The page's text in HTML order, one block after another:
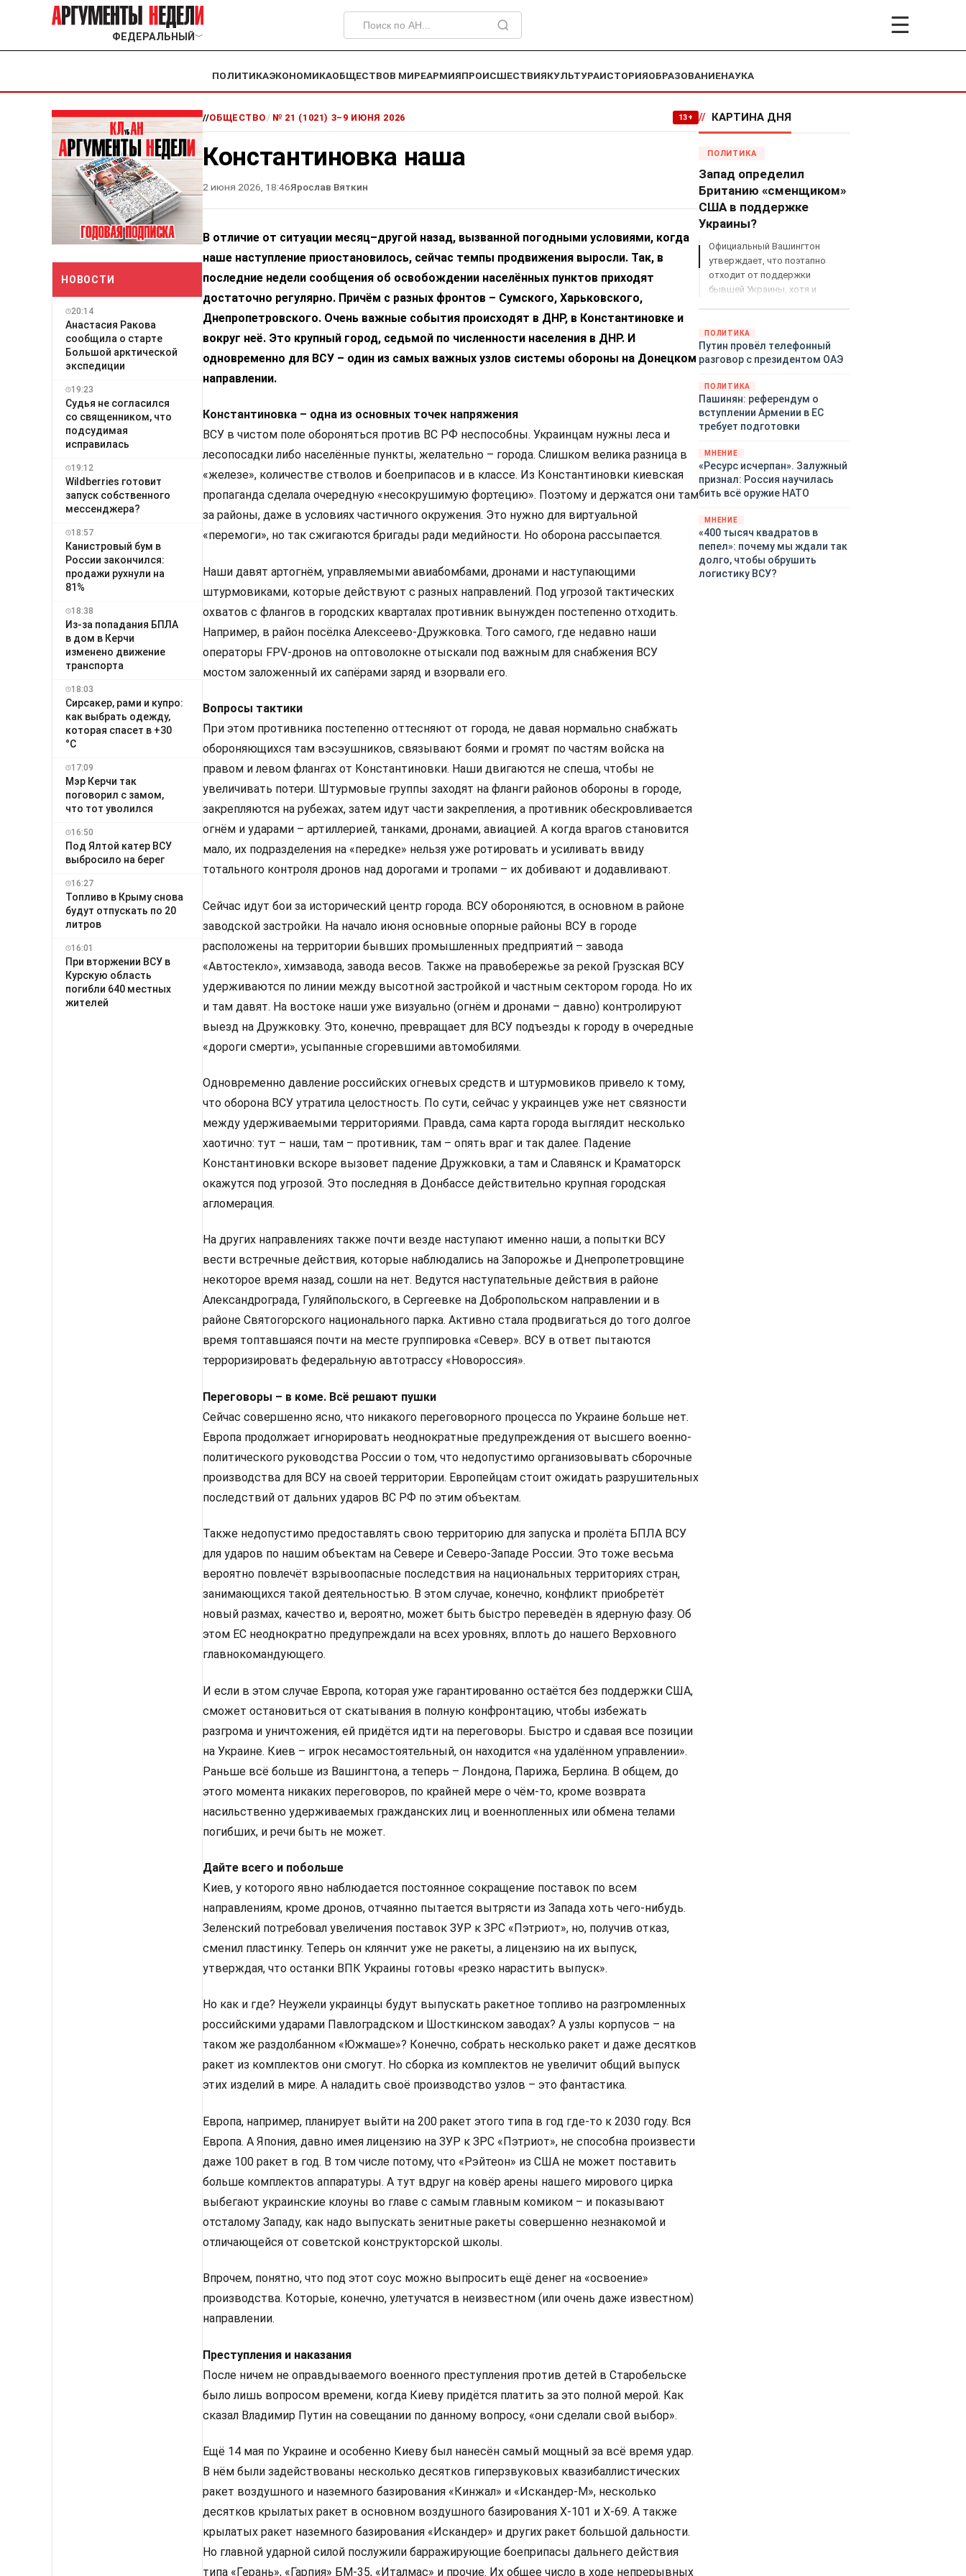
ФЕДЕРАЛЬНЫЙ ﹀ ☰
ПОЛИТИКАЭКОНОМИКАОБЩЕСТВОВ МИРЕАРМИЯПРОИСШЕСТВИЯКУЛЬТУРАИСТОРИЯОБРАЗОВАНИЕНАУКА
НОВОСТИ
20:14
Анастасия Ракова
сообщила о старте
Большой арктической
экспедиции
19:23
Судья не согласился
со священником, что
подсудимая
исправилась
19:12
Wildberries готовит
запуск собственного
мессенджера?
18:57
Канистровый бум в
России закончился:
продажи рухнули на
81%
18:38
Из-за попадания БПЛА
в дом в Керчи
изменено движение
транспорта
18:03
Сирсакер, рами и купро:
как выбрать одежду,
которая спасет в +30
°C
17:09
Мэр Керчи так
поговорил с замом,
что тот уволился
16:50
Под Ялтой катер ВСУ
выбросило на берег
16:27
Топливо в Крыму снова
будут отпускать по 20
литров
16:01
При вторжении ВСУ в
Курскую область
погибли 640 местных
жителей
//ОБЩЕСТВО/ № 21 (1021) 3–9 ИЮНЯ 2026 13+
Константиновка наша
2 июня 2026, 18:46Ярослав Вяткин
В отличие от ситуации месяц–другой назад, вызванной погодными условиями, когда
наше наступление приостановилось, сейчас темпы продвижения выросли. Так, в
последние недели сообщения об освобождении населённых пунктов приходят
достаточно регулярно. Причём с разных фронтов – Сумского, Харьковского,
Днепропетровского. Очень важные события происходят в ДНР, в Константиновке и
вокруг неё. Это крупный город, седьмой по численности населения в ДНР. И
одновременно для ВСУ – один из самых важных узлов системы обороны на Донецком
направлении.
Константиновка – одна из основных точек напряжения
ВСУ в чистом поле обороняться против ВС РФ неспособны. Украинцам нужны леса и
лесопосадки либо населённые пункты, желательно – города. Слишком велика разница в
«железе», количестве стволов и боеприпасов и в классе. Из Константиновки киевская
пропаганда сделала очередную «несокрушимую фортецию». Поэтому и держатся они там
за районы, даже в условиях частичного окружения. Это нужно для виртуальной
«перемоги», но так сжигаются бригады ради медийности. Но оборона рассыпается.
Наши давят артогнём, управляемыми авиабомбами, дронами и наступающими
штурмовиками, которые действуют с разных направлений. Под угрозой тактических
охватов с флангов в городских кварталах противник вынужден постепенно отходить.
Например, в район посёлка Алексеево-Дружковка. Того самого, где недавно наши
операторы FPV-дронов на оптоволокне отыскали под важным для снабжения ВСУ
мостом заложенный их сапёрами заряд и взорвали его.
Вопросы тактики
При этом противника постепенно оттесняют от города, не давая нормально снабжать
обороняющихся там вэсэушников, связывают боями и громят по частям войска на
правом и левом флангах от Константиновки. Наши двигаются не спеша, чтобы не
увеличивать потери. Штурмовые группы заходят на фланги районов обороны в городе,
закрепляются на рубежах, затем идут части закрепления, а противник обескровливается
огнём и ударами – артиллерией, танками, дронами, авиацией. А когда врагов становится
мало, их подразделения на «передке» нельзя уже ротировать и усиливать ввиду
тотального контроля дронов над дорогами и тропами – их добивают и додавливают.
Сейчас идут бои за исторический центр города. ВСУ обороняются, в основном в районе
заводской застройки. На начало июня основные опорные районы ВСУ в городе
расположены на территории бывших промышленных предприятий – завода
«Автостекло», химзавода, завода весов. Также на правобережье за рекой Грузская ВСУ
удерживаются по линии между высотной застройкой и частным сектором города. Но их
и там давят. На востоке наши уже визуально (огнём и дронами – давно) контролируют
выезд на Дружковку. Это, конечно, превращает для ВСУ подъезды к городу в очередные
«дороги смерти», усыпанные сгоревшими автомобилями.
Одновременно давление российских огневых средств и штурмовиков привело к тому,
что оборона ВСУ утратила целостность. По сути, сейчас у украинцев уже нет связности
между удерживаемыми территориями. Правда, сама карта города выглядит несколько
хаотично: тут – наши, там – противник, там – опять враг и так далее. Падение
Константиновки вскоре вызовет падение Дружковки, а там и Славянск и Краматорск
окажутся под угрозой. Это последняя в Донбассе действительно крупная городская
агломерация.
На других направлениях также почти везде наступают именно наши, а попытки ВСУ
вести встречные действия, которые наблюдались на Запорожье и Днепропетровщине
некоторое время назад, сошли на нет. Ведутся наступательные действия в районе
Александрограда, Гуляйпольского, в Сергеевке на Добропольском направлении и в
районе Святогорского национального парка. Активно стала продвигаться до того долгое
время топтавшаяся почти на месте группировка «Север». ВСУ в ответ пытаются
терроризировать федеральную автотрассу «Новороссия».
Переговоры – в коме. Всё решают пушки
Сейчас совершенно ясно, что никакого переговорного процесса по Украине больше нет.
Европа продолжает игнорировать неоднократные предупреждения от высшего военно-
политического руководства России о том, что недопустимо организовывать сборочные
производства для ВСУ на своей территории. Европейцам стоит ожидать разрушительных
последствий от дальних ударов ВС РФ по этим объектам.
Также недопустимо предоставлять свою территорию для запуска и пролёта БПЛА ВСУ
для ударов по нашим объектам на Севере и Северо-Западе России. Это тоже весьма
вероятно повлечёт взрывоопасные последствия на национальных территориях стран,
занимающихся такой деятельностью. В этом случае, конечно, конфликт приобретёт
новый размах, качество и, вероятно, может быть быстро переведён в ядерную фазу. Об
этом ЕС неоднократно предупреждали на всех уровнях, вплоть до нашего Верховного
главнокомандующего.
И если в этом случае Европа, которая уже гарантированно остаётся без поддержки США,
сможет остановиться от скатывания в полную конфронтацию, чтобы избежать
разгрома и уничтожения, ей придётся идти на переговоры. Быстро и сдавая все позиции
на Украине. Киев – игрок несамостоятельный, он находится «на удалённом управлении».
Раньше всё больше из Вашингтона, а теперь – Лондона, Парижа, Берлина. В общем, до
этого момента никаких переговоров, по крайней мере о чём-то, кроме возврата
насильственно удерживаемых гражданских лиц и военнопленных или обмена телами
погибших, и речи быть не может.
Дайте всего и побольше
Киев, у которого явно наблюдается постоянное сокращение поставок по всем
направлениям, кроме дронов, отчаянно пытается вытрясти из Запада хоть чего-нибудь.
Зеленский потребовал увеличения поставок ЗУР к ЗРС «Пэтриот», но, получив отказ,
сменил пластинку. Теперь он клянчит уже не ракеты, а лицензию на их выпуск,
утверждая, что останки ВПК Украины готовы «резко нарастить выпуск».
Но как и где? Неужели украинцы будут выпускать ракетное топливо на разгромленных
российскими ударами Павлоградском и Шосткинском заводах? А узлы корпусов – на
таком же раздолбанном «Южмаше»? Конечно, собрать несколько ракет и даже десятков
ракет из комплектов они смогут. Но сборка из комплектов не увеличит общий выпуск
этих изделий в мире. А наладить своё производство узлов – это фантастика.
Европа, например, планирует выйти на 200 ракет этого типа в год где-то к 2030 году. Вся
Европа. А Япония, давно имея лицензию на ЗУР к ЗРС «Пэтриот», не способна произвести
даже 100 ракет в год. В том числе потому, что «Рэйтеон» из США не может поставить
больше комплектов аппаратуры. А тут вдруг на ковёр арены нашего мирового цирка
выбегают украинские клоуны во главе с самым главным комиком – и показывают
отсталому Западу, как надо выпускать зенитные ракеты совершенно незнакомой и
отличающейся от советской конструкторской школы.
Впрочем, понятно, что под этот соус можно выпросить ещё денег на «освоение»
производства. Которые, конечно, улетучатся в неизвестном (или очень даже известном)
направлении.
Преступления и наказания
После ничем не оправдываемого военного преступления против детей в Старобельске
было лишь вопросом времени, когда Киеву придётся платить за это полной мерой. Как
сказал Владимир Путин на совещании по данному вопросу, «они сделали свой выбор».
Ещё 14 мая по Украине и особенно Киеву был нанесён самый мощный за всё время удар.
В нём были задействованы несколько десятков гиперзвуковых квазибаллистических
ракет воздушного и наземного базирования «Кинжал» и «Искандер‑М», несколько
десятков крылатых ракет в основном воздушного базирования Х-101 и Х-69. А также
крылатых ракет наземного базирования «Искандер» и других ракет большой дальности.
Но главной ударной силой послужили барражирующие боеприпасы дальнего действия
типа «Герань», «Гарпия» БМ-35, «Италмас» и прочие. Их общее число в ходе непрерывных
// КАРТИНА ДНЯ
ПОЛИТИКА
Запад определил
Британию «сменщиком»
США в поддержке
Украины?
Официальный Вашингтон
утверждает, что поэтапно
отходит от поддержки
бывшей Украины, хотя и
закупленное ранее оружие.
Также американская
администрация скидывает на
киевского режима оружием,
которое стремится продавать
всем новым снабженцам.
Однако часто возникают
предположения о возможном
«сменщике» американцев на
этом позорном посту.
Рассмотрим, кто же рвётся на
ПОЛИТИКА
Путин провёл телефонный
разговор с президентом ОАЭ
ПОЛИТИКА
Пашинян: референдум о
вступлении Армении в ЕС
требует подготовки
МНЕНИЕ
«Ресурс исчерпан». Залужный
признал: Россия научилась
бить всё оружие НАТО
МНЕНИЕ
«400 тысяч квадратов в
пепел»: почему мы ждали так
долго, чтобы обрушить
логистику ВСУ?